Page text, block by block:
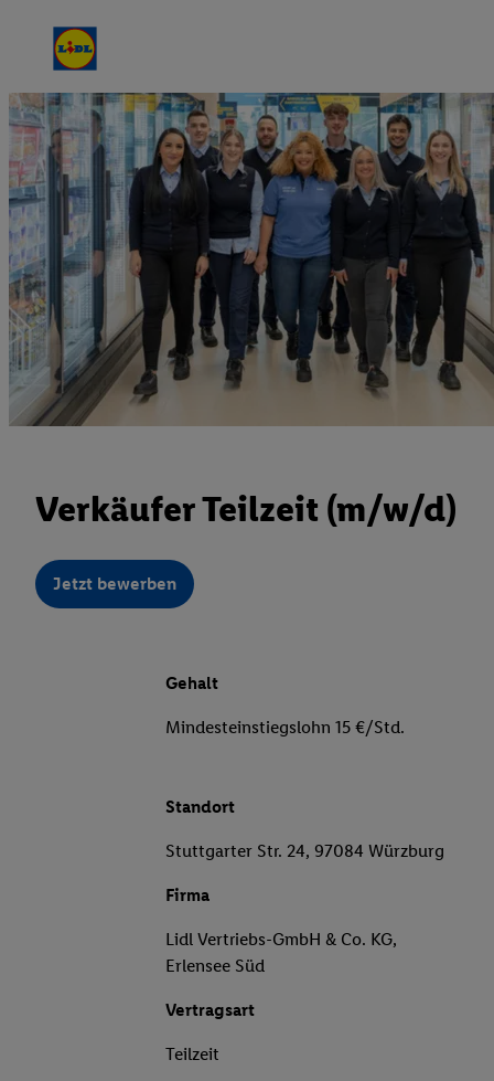
Verkäufer Teilzeit (m/w/d)
Jetzt bewerben
Gehalt
Mindesteinstiegslohn 15 €/Std.
Standort
Stuttgarter Str. 24, 97084 Würzburg
Firma
Lidl Vertriebs-GmbH & Co. KG,
Erlensee Süd
Vertragsart
Teilzeit